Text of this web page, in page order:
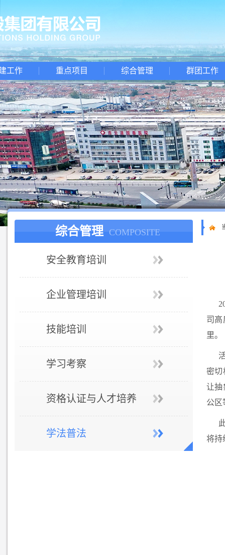
工作 重点项目 综合管理 群团工作
综合管理 COMPOSITE
安全教育培训
企业管理培训
技能培训
学习考察
资格认证与人才培养
学法普法
司高
里。
密切
让抽
公区
将持